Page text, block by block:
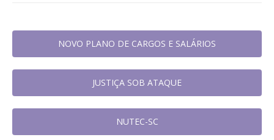
NOVO PLANO DE CARGOS E SALÁRIOS
JUSTIÇA SOB ATAQUE
NUTEC-SC